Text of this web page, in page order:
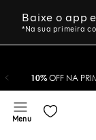
Baixe o app
*Na sua primeira
10%OFF NA